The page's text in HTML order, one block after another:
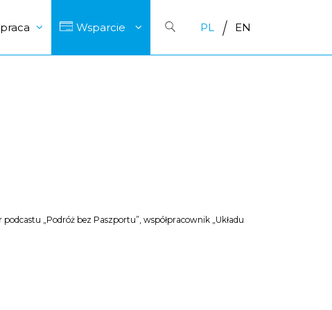
Wsparcie PL EN
„Podróż bez Paszportu”, współpracownik „Układu